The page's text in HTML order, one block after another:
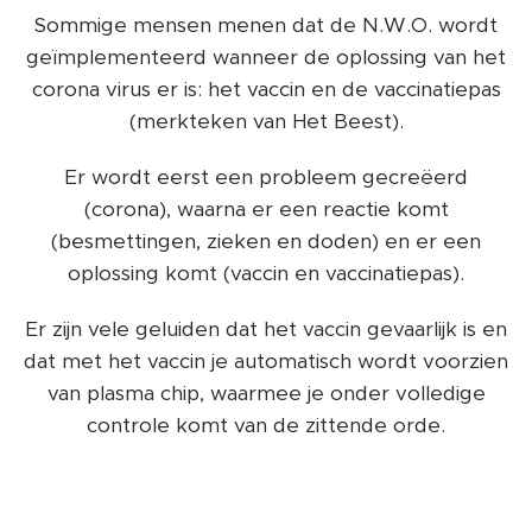
Sommige mensen menen dat de N.W.O. wordt
geïmplementeerd wanneer de oplossing van het
corona virus er is: het vaccin en de vaccinatiepas
(merkteken van Het Beest).
Er wordt eerst een probleem gecreëerd
(corona), waarna er een reactie komt
(besmettingen, zieken en doden) en er een
oplossing komt (vaccin en vaccinatiepas).
Er zijn vele geluiden dat het vaccin gevaarlijk is en
dat met het vaccin je automatisch wordt voorzien
van plasma chip, waarmee je onder volledige
controle komt van de zittende orde.